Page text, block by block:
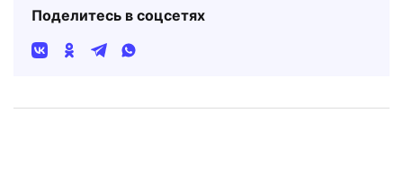
Поделитесь в соцсетях